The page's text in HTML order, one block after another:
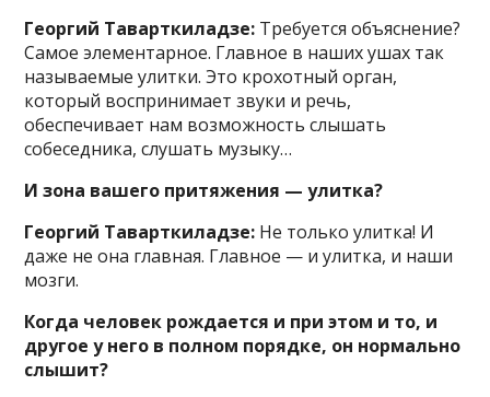
Георгий Таварткиладзе: Требуется объяснение?
Самое элементарное. Главное в наших ушах так
называемые улитки. Это крохотный орган,
который воспринимает звуки и речь,
обеспечивает нам возможность слышать
собеседника, слушать музыку…
И зона вашего притяжения — улитка?
Георгий Таварткиладзе: Не только улитка! И
даже не она главная. Главное — и улитка, и наши
мозги.
Когда человек рождается и при этом и то, и
другое у него в полном порядке, он нормально
слышит?